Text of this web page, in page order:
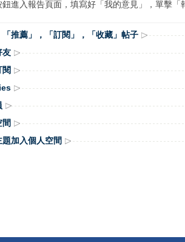
進入報告頁面，填寫好「我的意見」，單擊
推薦」，「訂閱」，「收藏」帖子
友
閱
加入個人空間